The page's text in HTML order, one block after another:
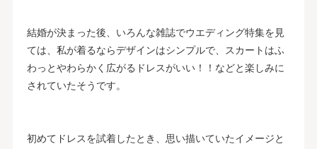
結婚が決まった後、いろんな雑誌でウエディング特集を見
ては、私が着るならデザインはシンプルで、スカートはふ
わっとやわらかく広がるドレスがいい！！などと楽しみに
されていたそうです。
初めてドレスを試着したとき、思い描いていたイメージと